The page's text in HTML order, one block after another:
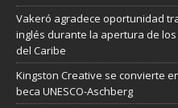
Vakeró agradece oportunidad
inglés durante la apertura de los
del Caribe
Kingston Creative se convierte
beca UNESCO-Aschberg